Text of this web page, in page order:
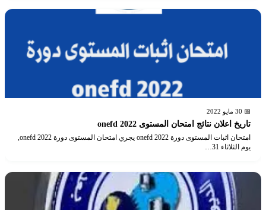
📅 30 مايو 2022
تاريخ اعلان نتائج امتحان المستوى 2022 onefd
امتحان اثبات المستوى دورة 2022 onefd يجري امتحان المستوى دورة 2022 onefd,
يوم الثلاثاء 31…